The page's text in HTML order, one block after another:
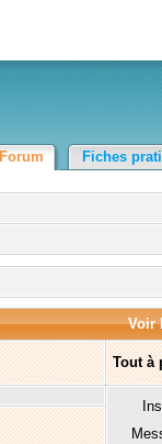
Forum Fiches
Voir
Tout à